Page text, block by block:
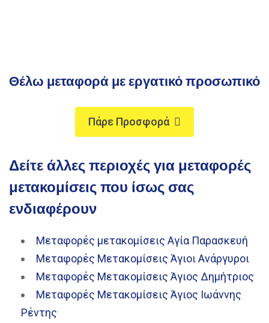
Θέλω μεταφορά με εργατικό προσωπικό
Πάρε Προσφορά
Δείτε άλλες περιοχές για μεταφορές
μετακομίσεις που ίσως σας
ενδιαφέρουν
Μεταφορές μετακομίσεις Αγία Παρασκευή
Μεταφορές Μετακομίσεις Άγιοι Ανάργυροι
Μεταφορές Μετακομίσεις Άγιος Δημήτριος
Μεταφορές Μετακομίσεις Άγιος Ιωάννης
Ρέντης